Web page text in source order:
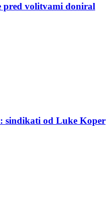
pred volitvami doniral
sindikati od Luke Koper